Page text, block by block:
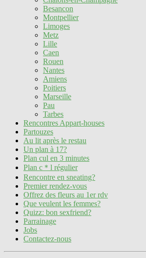
Besancon
Montpellier
Limoges
Metz
Lille
Caen
Rouen
Nantes
Amiens
Poitiers
Marseille
Pau
Tarbes
Rencontres Appart-houses
Partouzes
Au lit après le restau
Un plan à 17?
Plan cul en 3 minutes
Plan c＊l régulier
Rencontre en sneating?
Premier rendez-vous
Offrez des fleurs au 1er rdv
Que veulent les femmes?
Quizz: bon sexfriend?
Parrainage
Jobs
Contactez-nous